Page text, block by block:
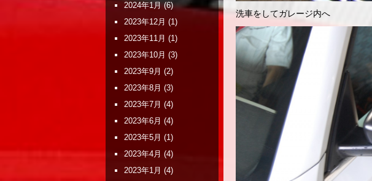
洗車をしてガレージ内へ
2024年1月(6)
2023年12月 (1)
2023年11月 (1)
2023年10月 (3)
2023年9月 (2)
2023年8月 (3)
2023年7月 (4)
2023年6月 (4)
2023年5月 (1)
2023年4月 (4)
2023年1月 (4)